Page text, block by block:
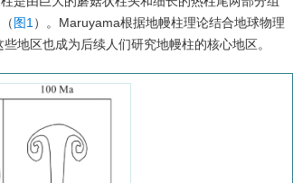
图1 ）。Maruyama根据地幔柱理论结合地球物理
地区也成为后续人们研究地幔柱的核心地区。